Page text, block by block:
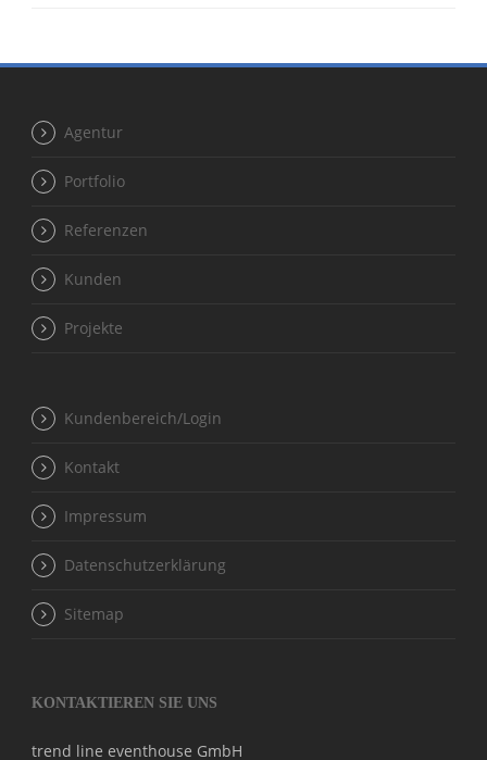
Agentur
Portfolio
Referenzen
Kunden
Projekte
Kundenbereich/Login
Kontakt
Impressum
Datenschutzerklärung
Sitemap
KONTAKTIEREN SIE UNS
trend line eventhouse GmbH